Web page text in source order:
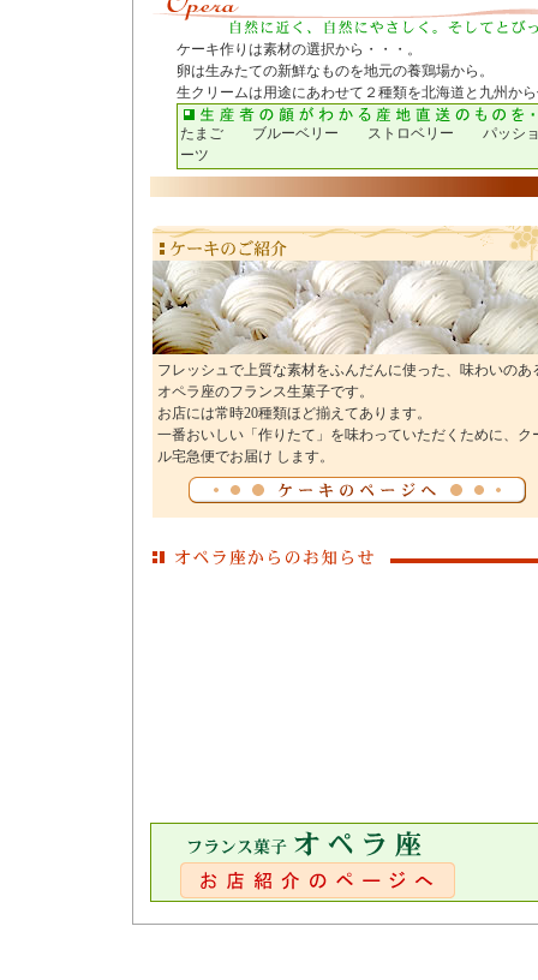
ケーキ作りは素材の選択から・・・。
卵は生みたての新鮮なものを地元の養鶏場から。
生クリームは用途にあわせて２種類を北海道と九州か
たまご ブルーベリー ストロベリー パッショ
ーツ
フレッシュで上質な素材をふんだんに使った、味わいのあ
オペラ座のフランス生菓子です。
お店には常時20種類ほど揃えてあります。
一番おいしい「作りたて」を味わっていただくために、ク
ル宅急便でお届け します。